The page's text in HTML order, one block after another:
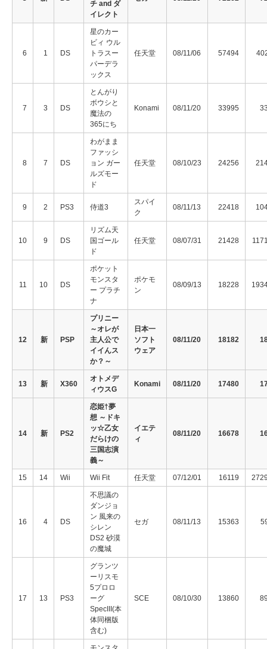
チ and ダ
イレクト
6 1 DS
星のカー
ビィ ウル
トラスー
パーデラ
ックス
任天堂 08/11/06 57494
7 3 DS
とんがり
ボウシと
魔法の
365にち
Konami 08/11/20 33995
8 7 DS
わがまま
ファッシ
ョン ガー
ルズモー
ド
任天堂 08/10/23 24256
9 2 PS3 侍道3
スパイ
ク
08/11/13 22418
10 9 DS
リズム天
国ゴール
ド
任天堂 08/07/31 21428
11 10 DS
ポケット
モンスタ
ー プラチ
ナ
ポケモ
ン
08/09/13 18228
12 新 PSP
プリニー
～オレが
主人公で
イイんス
か？～
日本一
ソフト
ウェア
08/11/20 18182
13 新 X360
オトメデ
ィウスG
Konami 08/11/20 17480
14 新 PS2
恋姫†夢
想 ～ドキ
ッ☆乙女
だらけの
三国志演
義～
イエテ
ィ
08/11/20 16678
15 14 Wii Wii Fit 任天堂 07/12/01 16119
16 4 DS
不思議の
ダンジョ
ン 風来の
シレン
DS2 砂漠
の魔城
セガ 08/11/13 15363
17 13 PS3
グランツ
ーリスモ
5プロロ
ーグ
SpecIII(本
体同梱版
含む)
SCE 08/10/30 13860